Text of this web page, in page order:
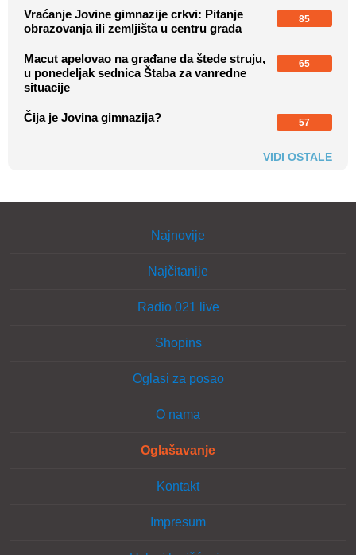
Vraćanje Jovine gimnazije crkvi: Pitanje
obrazovanja ili zemljišta u centru grada
85
Macut apelovao na građane da štede struju,
u ponedeljak sednica Štaba za vanredne
situacije
65
Čija je Jovina gimnazija? 57
VIDI OSTALE
Najnovije
Najčitanije
Radio 021 live
Shopins
Oglasi za posao
O nama
Oglašavanje
Kontakt
Impresum